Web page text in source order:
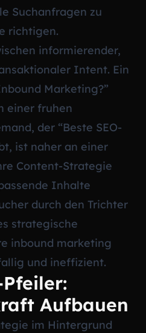
Suchanfragen zu
richtigen.
informierender,
Intent. Ein
Marketing?”
einer fruhen
der “Beste SEO-
ist naher an einer
Content-Strategie
Inhalte
durch den Trichter
strategische
inbound marketing
und ineffizient.
Aufbauen
im Hintergrund